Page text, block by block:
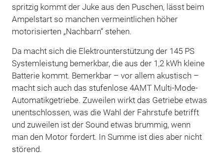
spritzig kommt der Juke aus den Puschen, lässt beim
Ampelstart so manchen vermeintlichen höher
motorisierten „Nachbarn“ stehen.
Da macht sich die Elektrounterstützung der 145 PS
Systemleistung bemerkbar, die aus der 1,2 kWh kleine
Batterie kommt. Bemerkbar – vor allem akustisch –
macht sich auch das stufenlose 4AMT Multi-Mode-
Automatikgetriebe. Zuweilen wirkt das Getriebe etwas
unentschlossen, was die Wahl der Fahrstufe betrifft
und zuweilen ist der Sound etwas brummig, wenn
man den Motor fordert. In Summe ist dies aber nicht
störend.